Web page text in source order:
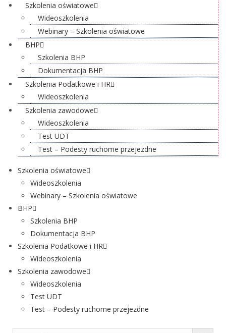
Szkolenia oświatowe
Wideoszkolenia
Webinary – Szkolenia oświatowe
BHP
Szkolenia BHP
Dokumentacja BHP
Szkolenia Podatkowe i HR
Wideoszkolenia
Szkolenia zawodowe
Wideoszkolenia
Test UDT
Test – Podesty ruchome przejezdne
Szkolenia oświatowe
Wideoszkolenia
Webinary – Szkolenia oświatowe
BHP
Szkolenia BHP
Dokumentacja BHP
Szkolenia Podatkowe i HR
Wideoszkolenia
Szkolenia zawodowe
Wideoszkolenia
Test UDT
Test – Podesty ruchome przejezdne